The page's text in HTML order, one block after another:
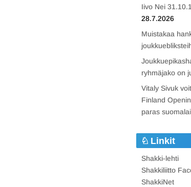
Iivo Nei
28.7.2026
Muistakaa
ryhmäjako on
Vitaly Sivuk
Finland
paras
Linkit
Shakki-lehti
Shakkiliitto
ShakkiNet